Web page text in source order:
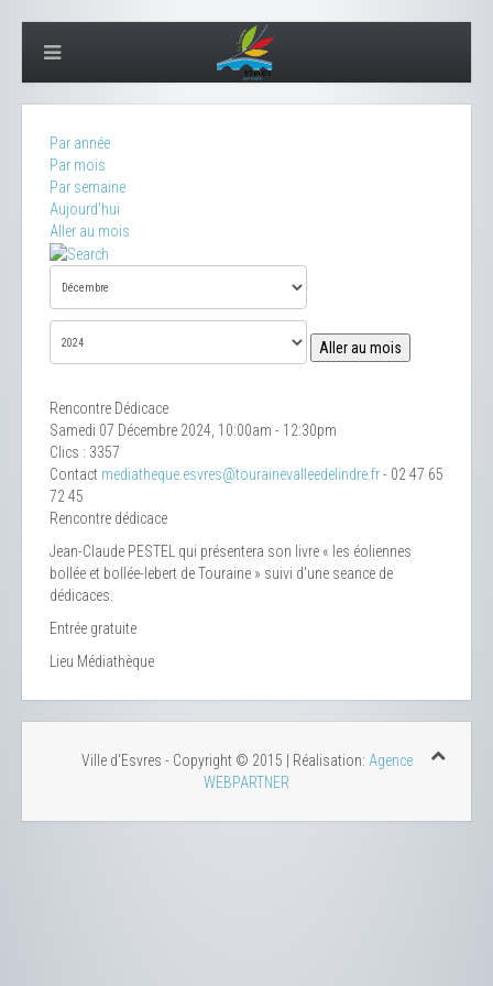
Par année
Par mois
Par semaine
Aujourd'hui
Aller au mois
Aller au mois
Rencontre Dédicace
Samedi 07 Décembre 2024, 10:00am - 12:30pm
Clics : 3357
Contact mediatheque.esvres@tourainevalleedelindre.fr- 02 47 65
72 45
Rencontre dédicace
Jean-Claude PESTEL qui présentera son livre « les éoliennes
bollée et bollée-lebert de Touraine » suivi d'une seance de
dédicaces.
Entrée gratuite
Lieu Médiathèque
Ville d'Esvres - Copyright © 2015 | Réalisation: Agence
WEBPARTNER